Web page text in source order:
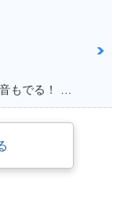
満足ポイント:カスタムする楽しみがいっぱい！いい音もでる！ シルバーの洗濯ばさみがこだわりポイントです